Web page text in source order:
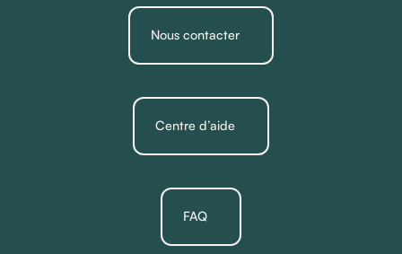
Nous contacter
Centre d’aide
FAQ